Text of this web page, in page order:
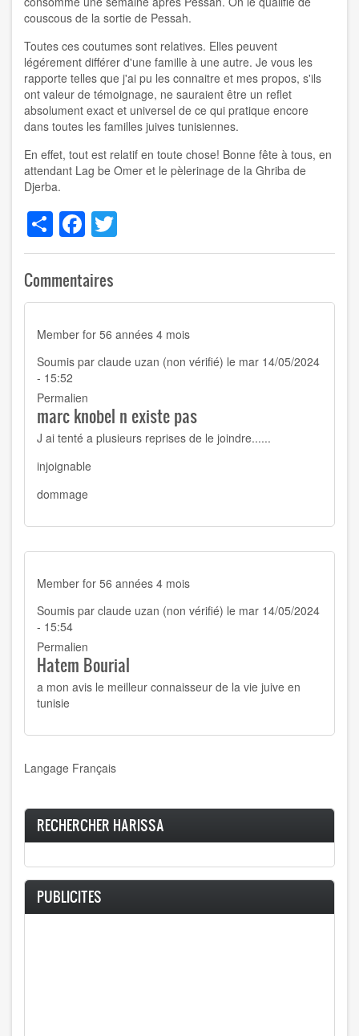
couscous de la sortie de Pessah.
Toutes ces coutumes sont relatives. Elles peuvent
légérement différer d'une famille à une autre. Je vous les
rapporte telles que j'ai pu les connaitre et mes propos, s'ils
ont valeur de témoignage, ne sauraient être un reflet
absolument exact et universel de ce qui pratique encore
dans toutes les familles juives tunisiennes.
En effet, tout est relatif en toute chose! Bonne fête à tous, en
attendant Lag be Omer et le pèlerinage de la Ghriba de
Djerba.
ShareFacebook
Commentaires
Member for 56 années 4 mois
Soumis par claude uzan (non vérifié) le mar 14/05/2024
- 15:52
Permalien
marc knobel n existe pas
J ai tenté a plusieurs reprises de le joindre......
injoignable
dommage
Member for 56 années 4 mois
Soumis par claude uzan (non vérifié) le mar 14/05/2024
- 15:54
Permalien
Hatem Bourial
a mon avis le meilleur connaisseur de la vie juive en
tunisie
Langage Français
RECHERCHER HARISSA
PUBLICITES